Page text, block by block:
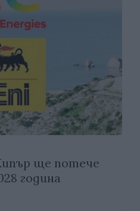
ще потече
година